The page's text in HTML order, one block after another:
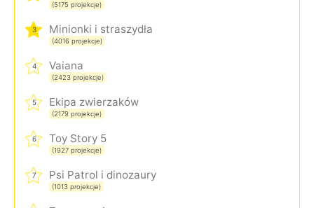
(5175 projekcje)
3 Minionki i straszydła
(4016 projekcje)
4 Vaiana
(2423 projekcje)
5 Ekipa zwierzaków
(2179 projekcje)
6 Toy Story 5
(1927 projekcje)
7 Psi Patrol i dinozaury
(1013 projekcje)